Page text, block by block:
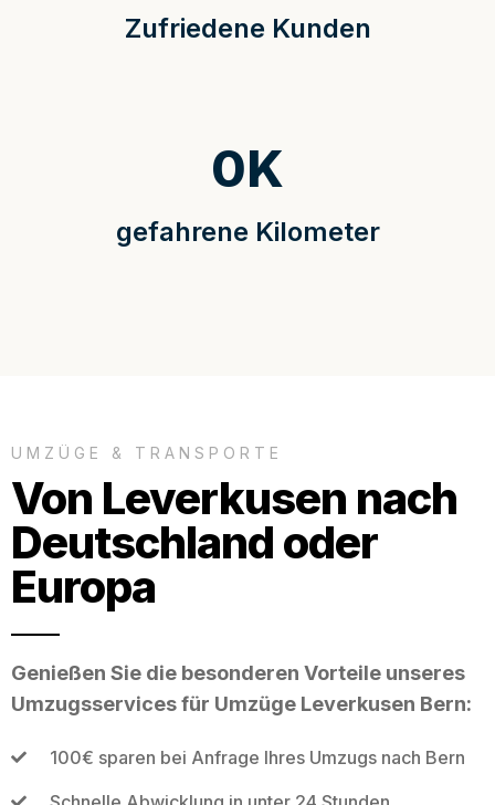
Zufriedene Kunden
gefahrene Kilometer
0K
UMZÜGE & TRANSPORTE
Von Leverkusen nach
Deutschland oder
Europa
Genießen Sie die besonderen Vorteile unseres
Umzugsservices für Umzüge Leverkusen Bern:
100€ sparen bei Anfrage Ihres Umzugs nach Bern